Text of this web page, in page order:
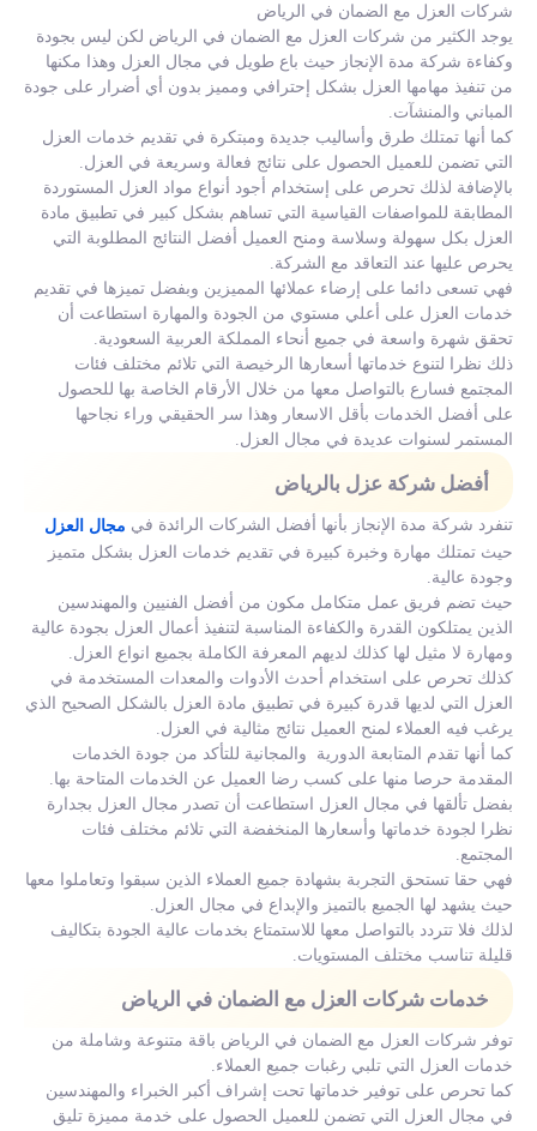
شركات العزل مع الضمان في الرياض
يوجد الكثير من شركات العزل مع الضمان في الرياض لكن ليس بجودة
وكفاءة شركة مدة الإنجاز حيث باع طويل في مجال العزل وهذا مكنها
من تنفيذ مهامها العزل بشكل إحترافي ومميز بدون أي أضرار على جودة
المباني والمنشآت.
كما أنها تمتلك طرق وأساليب جديدة ومبتكرة في تقديم خدمات العزل
التي تضمن للعميل الحصول على نتائج فعالة وسريعة في العزل.
بالإضافة لذلك تحرص على إستخدام أجود أنواع مواد العزل المستوردة
المطابقة للمواصفات القياسية التي تساهم بشكل كبير في تطبيق مادة
العزل بكل سهولة وسلاسة ومنح العميل أفضل النتائج المطلوبة التي
يحرص عليها عند التعاقد مع الشركة.
فهي تسعى دائما على إرضاء عملائها المميزين وبفضل تميزها في تقديم
خدمات العزل على أعلي مستوي من الجودة والمهارة استطاعت أن
تحقق شهرة واسعة في جميع أنحاء المملكة العربية السعودية.
ذلك نظرا لتنوع خدماتها أسعارها الرخيصة التي تلائم مختلف فئات
المجتمع فسارع بالتواصل معها من خلال الأرقام الخاصة بها للحصول
على أفضل الخدمات بأقل الاسعار وهذا سر الحقيقي وراء نجاحها
المستمر لسنوات عديدة في مجال العزل.
أفضل شركة عزل بالرياض
تنفرد شركة مدة الإنجاز بأنها أفضل الشركات الرائدة في مجال العزل
حيث تمتلك مهارة وخبرة كبيرة في تقديم خدمات العزل بشكل متميز
وجودة عالية.
حيث تضم فريق عمل متكامل مكون من أفضل الفنيين والمهندسين
الذين يمتلكون القدرة والكفاءة المناسبة لتنفيذ أعمال العزل بجودة عالية
ومهارة لا مثيل لها كذلك لديهم المعرفة الكاملة بجميع انواع العزل.
كذلك تحرص على استخدام أحدث الأدوات والمعدات المستخدمة في
العزل التي لديها قدرة كبيرة في تطبيق مادة العزل بالشكل الصحيح الذي
يرغب فيه العملاء لمنح العميل نتائج مثالية في العزل.
كما أنها تقدم المتابعة الدورية والمجانية للتأكد من جودة الخدمات
المقدمة حرصا منها على كسب رضا العميل عن الخدمات المتاحة بها.
بفضل تألقها في مجال العزل استطاعت أن تصدر مجال العزل بجدارة
نظرا لجودة خدماتها وأسعارها المنخفضة التي تلائم مختلف فئات
المجتمع.
فهي حقا تستحق التجربة بشهادة جميع العملاء الذين سبقوا وتعاملوا معها
حيث يشهد لها الجميع بالتميز والإبداع في مجال العزل.
لذلك فلا تتردد بالتواصل معها للاستمتاع بخدمات عالية الجودة بتكاليف
قليلة تناسب مختلف المستويات.
خدمات شركات العزل مع الضمان في الرياض
توفر شركات العزل مع الضمان في الرياض باقة متنوعة وشاملة من
خدمات العزل التي تلبي رغبات جميع العملاء.
كما تحرص على توفير خدماتها تحت إشراف أكبر الخبراء والمهندسين
في مجال العزل التي تضمن للعميل الحصول على خدمة مميزة تليق